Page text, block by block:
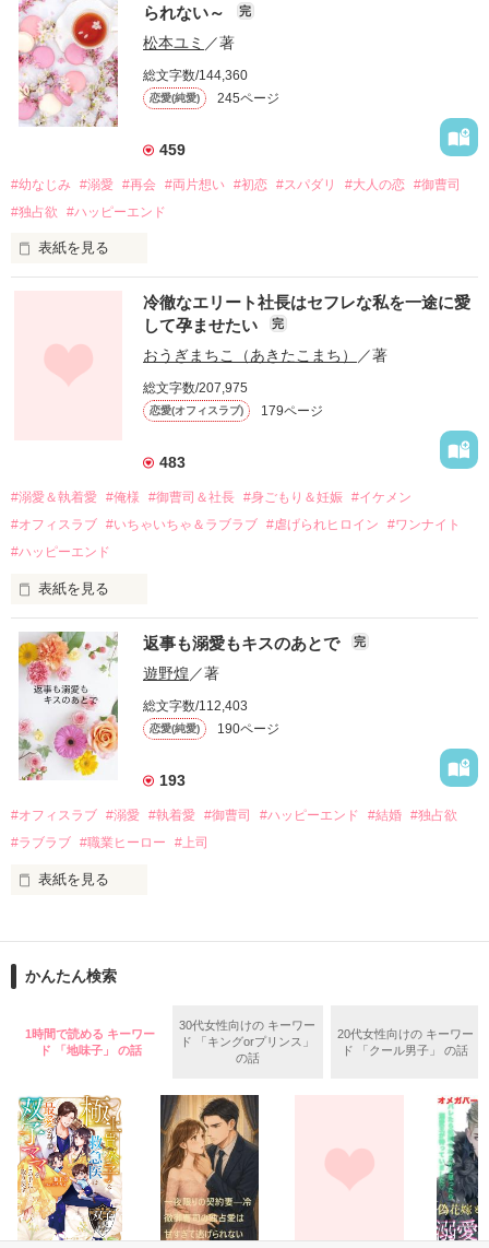
られない～
完
松本ユミ ／著
総文字数/144,360
恋愛(純愛) 245ページ
459
#幼なじみ #溺愛 #再会 #両片想い #初恋 #スパダリ #大人の恋 #御曹司
#独占欲
#ハッピーエンド
表紙を見る
幼なじみの哲平に淡い恋心を抱いていた美桜。
しかし、ある出来事をきっかけに二人の関係は壊れてしまう。
関係修復もできないまま、美桜は両親の離婚によって
引っ越すことになり、哲平とも離れ離れになった。
それから約十二年後。
過去の傷から、二度と会いたくないと思っていた哲平に
運命のような再会を果たす。
酔った勢いで一夜を共にしてしまった。
さらに、美桜が初めてだと知った哲平は
『責任をとる、結婚しよう』と真っ直ぐに告げてきた。
戸惑う美桜とは裏腹に、好きという気持ちを隠すことなく
甘やかしてくる。
そんなある日、哲平は美桜がストーカー被害に
遭っていることを知る。
美桜を守るため、哲平は同居を提案してきて――。
夏木美桜(なつきみお)
鳴海哲平 (なるみてっぺい)
2026.6.5～2026.7.25
＊以前、公開していた話の改稿版です＊
作品を読む
冷徹なエリート社長はセフレな私を一途に愛
して孕ませたい
完
おうぎまちこ（あきたこまち） ／著
総文字数/207,975
恋愛(オフィスラブ) 179ページ
483
#溺愛＆執着愛 #俺様 #御曹司＆社長 #身ごもり＆妊娠 #イケメン
#オフィスラブ #いちゃいちゃ＆ラブラブ #虐げられヒロイン
#ワンナイト
#ハッピーエンド
表紙を見る
おかしな噂を流されて前の職場でうまくいかなかった梅田美
桜は、海外で傷心旅行をしていたところ、日本人美青年と出会
い、酒の勢いもあり一夜限りの関係となる。
帰国後、美桜は新しい職場でワンナイトした美青年と再会。
なんと彼の正体は、とある財閥御曹司にも関わらず、一族を離
れて起業した新進気鋭の実業家、社内でも冷徹だと評判な社長
――御影恭司その人だったのだ――！
なぜか恭司から飼い猫の世話係を命じられた美桜は、猫の世
の関係となってしまい――？
返事も溺愛もキスのあとで 完
遊野煌 ／著
総文字数/112,403
恋愛(純愛) 190ページ
193
#オフィスラブ #溺愛 #執着愛 #御曹司 #ハッピーエンド #結婚 #独占欲
#ラブラブ #職業ヒーロー #上司
表紙を見る
ションの企画戦略室で働いている。
めた、同期で恋人の石垣守（26）がいるのだが、後輩の姫原由
いた。
守と由羅から『便利屋雛子』と馬鹿にされ、一人こっそり泣い
ていた雛子に、企画戦略室の上司である雪瀬鷹哉（29）が
た上、同居まで提案してきて──？
鷹哉『宜しくな、俺の雛子』🦅
雛子『俺の……ひぃ、雛子？！！！』🐥
シゴデキで冷徹な上司が見せる素顔は、なぜか想像以上に甘く
て……🐥💓🦅
かんたん検索
1時間で読める キーワー
ド 「地味子」 の話
30代女性向けの キーワー
ド 「キングorプリンス」
の話
20代女性向けの キーワー
ド 「クール男子」 の話